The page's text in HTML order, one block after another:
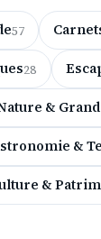
57
28
&
&
&